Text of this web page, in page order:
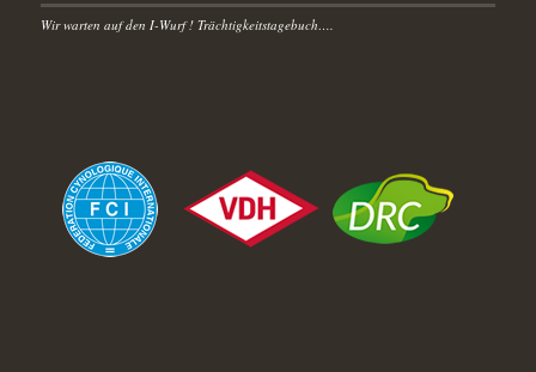
Wir warten auf den I-Wurf ! Trächtigkeitstagebuch….